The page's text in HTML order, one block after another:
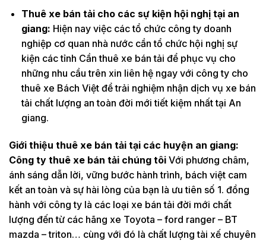
Thuê xe bán tải cho các sự kiện hội nghị tại an
giang: Hiện nay việc các tổ chức công ty doanh
nghiệp cơ quan nhà nước cần tổ chức hội nghị sự
kiện các tỉnh Cần thuê xe bán tải để phục vụ cho
những nhu cầu trên xin liên hệ ngay với công ty cho
thuê xe Bách Việt để trải nghiệm nhận dịch vụ xe bán
tải chất lượng an toàn đời mới tiết kiệm nhất tại An
giang.
Giới thiệu thuê xe bán tải tại các huyện an giang:
Công ty thuê xe bán tải chúng tôi Với phương châm,
ánh sáng dẫn lời, vững bước hành trình, bách việt cam
kết an toàn và sự hài lòng của bạn là ưu tiên số 1. đồng
hành với công ty là các loại xe bán tải đời mới chất
lượng đến từ các hãng xe Toyota – ford ranger – BT
mazda – triton… cùng với đó là chất lượng tài xế chuyên